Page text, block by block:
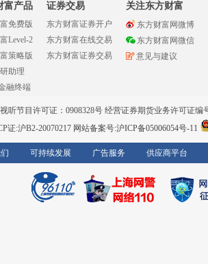
富产品
免费版
Level-2
策略版
助理
融终端
证券交易
东方财富证券开户
东方财富在线交易
东方财富证券交易
关注东方财富
东方财富网微博
东方财富网微信
意见与建议
听节目许可证：0908328号 经营证券期货业务许可证编
证:沪B2-20070217 网站备案号:沪ICP备05006054号-11
可持续发展 广告服务 供应商平台